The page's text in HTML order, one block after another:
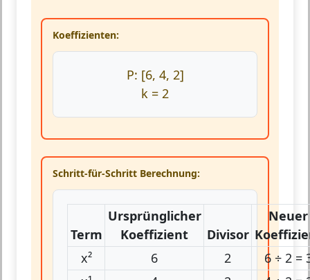
Koeffizienten:
P: [6, 4, 2]
k = 2
Schritt-für-Schritt Berechnung:
Term
Ursprünglicher
Koeffizient
Divisor
Neuer
x²
6 2
6 ÷ 2 =